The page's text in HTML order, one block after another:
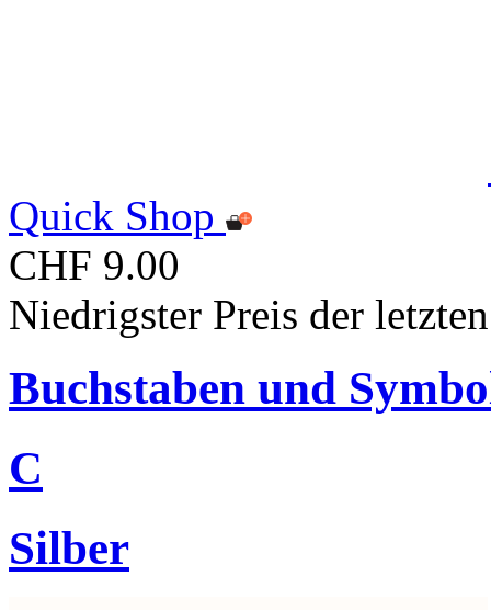
Quick Shop
CHF 9.00
Niedrigster Preis der
Buchstaben und
C
Silber